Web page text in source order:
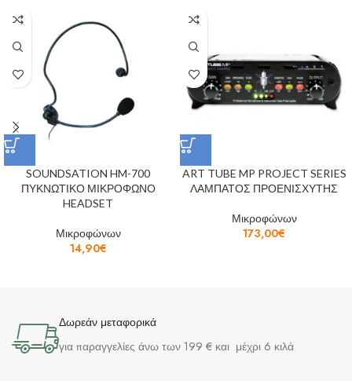
SOUNDSATION HM-700
ΠΥΚΝΩΤΙΚΟ ΜΙΚΡΟΦΩΝΟ
HEADSET
Μικροφώνων
14,90€
ART TUBE MP PROJECT SERIES
ΛΑΜΠΑΤΟΣ ΠΡΟΕΝΙΣΧΥΤΗΣ
Μικροφώνων
173,00€
Δωρεάν μεταφορικά
για παραγγελίες άνω των 199 € και μέχρι 6 κιλά